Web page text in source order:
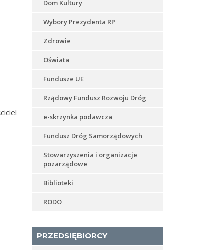
Dom Kultury
Wybory Prezydenta RP
Zdrowie
Oświata
Fundusze UE
Rządowy Fundusz Rozwoju Dróg
e-skrzynka podawcza
Fundusz Dróg Samorządowych
Stowarzyszenia i organizacje
pozarządowe
Biblioteki
RODO
PRZEDSIĘBIORCY